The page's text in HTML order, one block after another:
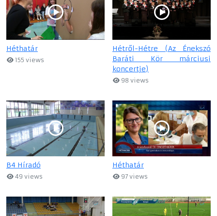
Héthatár
155 views
Hétről-Hétre (Az Énekszó
Baráti Kör márciusi
koncertje)
98 views
B4 Híradó
49 views
Héthatár
97 views